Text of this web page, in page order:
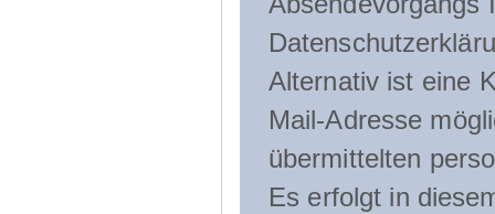
Alternativ ist eine
Mail-Adresse
übermittelten
Es erfolgt in